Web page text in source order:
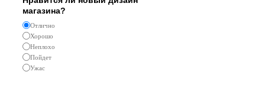
магазина?
Отлично
Хорошо
Неплохо
Пойдет
Ужас